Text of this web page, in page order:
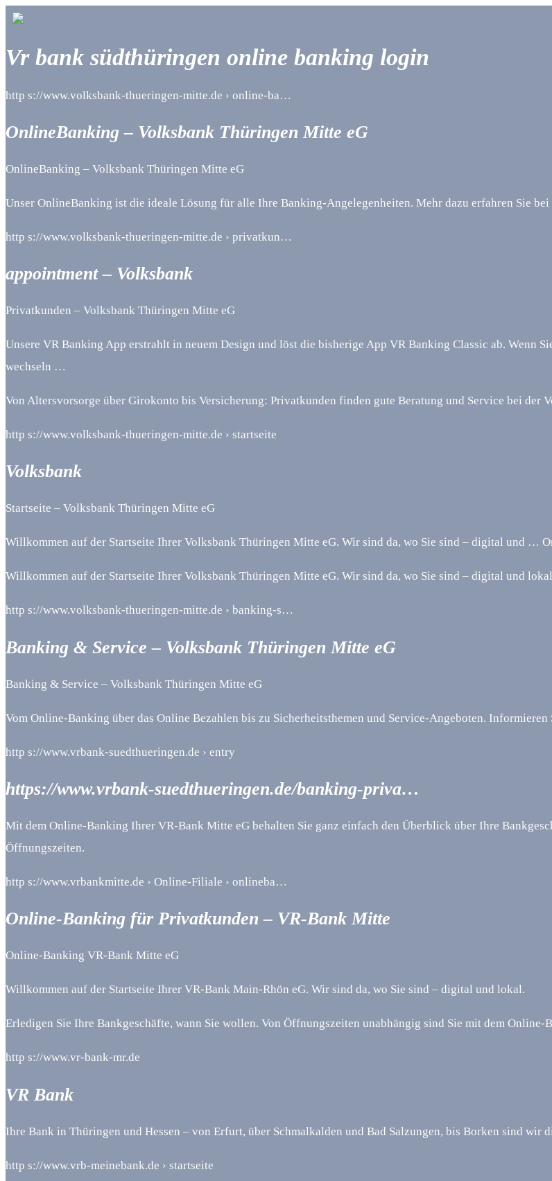
Vr bank südthüringen online banking login
http s://www.volksbank-thueringen-mitte.de › online-ba…
OnlineBanking – Volksbank Thüringen Mitte eG
OnlineBanking – Volksbank Thüringen Mitte eG
Unser OnlineBanking ist die ideale Lösung für alle Ihre Banking-Angelegenheiten. Mehr dazu erfahren Sie
http s://www.volksbank-thueringen-mitte.de › privatkun…
appointment – Volksbank
Privatkunden – Volksbank Thüringen Mitte eG
Unsere VR Banking App erstrahlt in neuem Design und löst die bisherige App VR Banking Classic ab. Wenn
wechseln …
Von Altersvorsorge über Girokonto bis Versicherung: Privatkunden finden gute Beratung und Service bei der
http s://www.volksbank-thueringen-mitte.de › startseite
Volksbank
Startseite – Volksbank Thüringen Mitte eG
Willkommen auf der Startseite Ihrer Volksbank Thüringen Mitte eG. Wir sind da, wo Sie sind – digital und …
Willkommen auf der Startseite Ihrer Volksbank Thüringen Mitte eG. Wir sind da, wo Sie sind – digital und
http s://www.volksbank-thueringen-mitte.de › banking-s…
Banking & Service – Volksbank Thüringen Mitte eG
Banking & Service – Volksbank Thüringen Mitte eG
Vom Online-Banking über das Online Bezahlen bis zu Sicherheitsthemen und Service-Angeboten.
http s://www.vrbank-suedthueringen.de › entry
https://www.vrbank-suedthueringen.de/banking-priva…
Mit dem Online-Banking Ihrer VR-Bank Mitte eG behalten Sie ganz einfach den Überblick über Ihre
Öffnungszeiten.
http s://www.vrbankmitte.de › Online-Filiale › onlineba…
Online-Banking für Privatkunden – VR-Bank Mitte
Online-Banking VR-Bank Mitte eG
Willkommen auf der Startseite Ihrer VR-Bank Main-Rhön eG. Wir sind da, wo Sie sind – digital und lokal.
Erledigen Sie Ihre Bankgeschäfte, wann Sie wollen. Von Öffnungszeiten unabhängig sind Sie mit dem
http s://www.vr-bank-mr.de
VR Bank
Ihre Bank in Thüringen und Hessen – von Erfurt, über Schmalkalden und Bad Salzungen, bis Borken sind wir
http s://www.vrb-meinebank.de › startseite